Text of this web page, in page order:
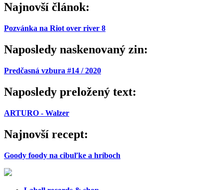
Najnovší článok:
Pozvánka na Riot over river 8
Naposledy naskenovaný zin:
Predčasná vzbura #14 / 2020
Naposledy preložený text:
ARTURO - Walzer
Najnovší recept:
Goody foody na cibuľke a hríboch